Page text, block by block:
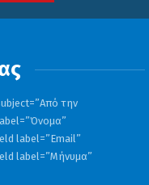
την
label=”Email”
label=”Μήνυμα”